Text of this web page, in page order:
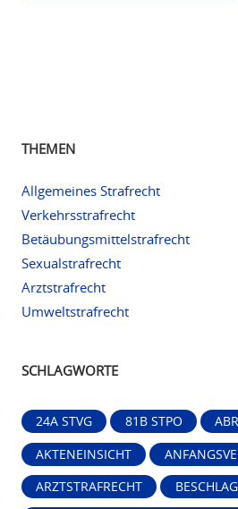
THEMEN
Allgemeines Strafrecht
Verkehrsstrafrecht
Betäubungsmittelstrafrecht
Sexualstrafrecht
Arztstrafrecht
Umweltstrafrecht
SCHLAGWORTE
24A STVG 81B STPO
AKTENEINSICHT
ARZTSTRAFRECHT